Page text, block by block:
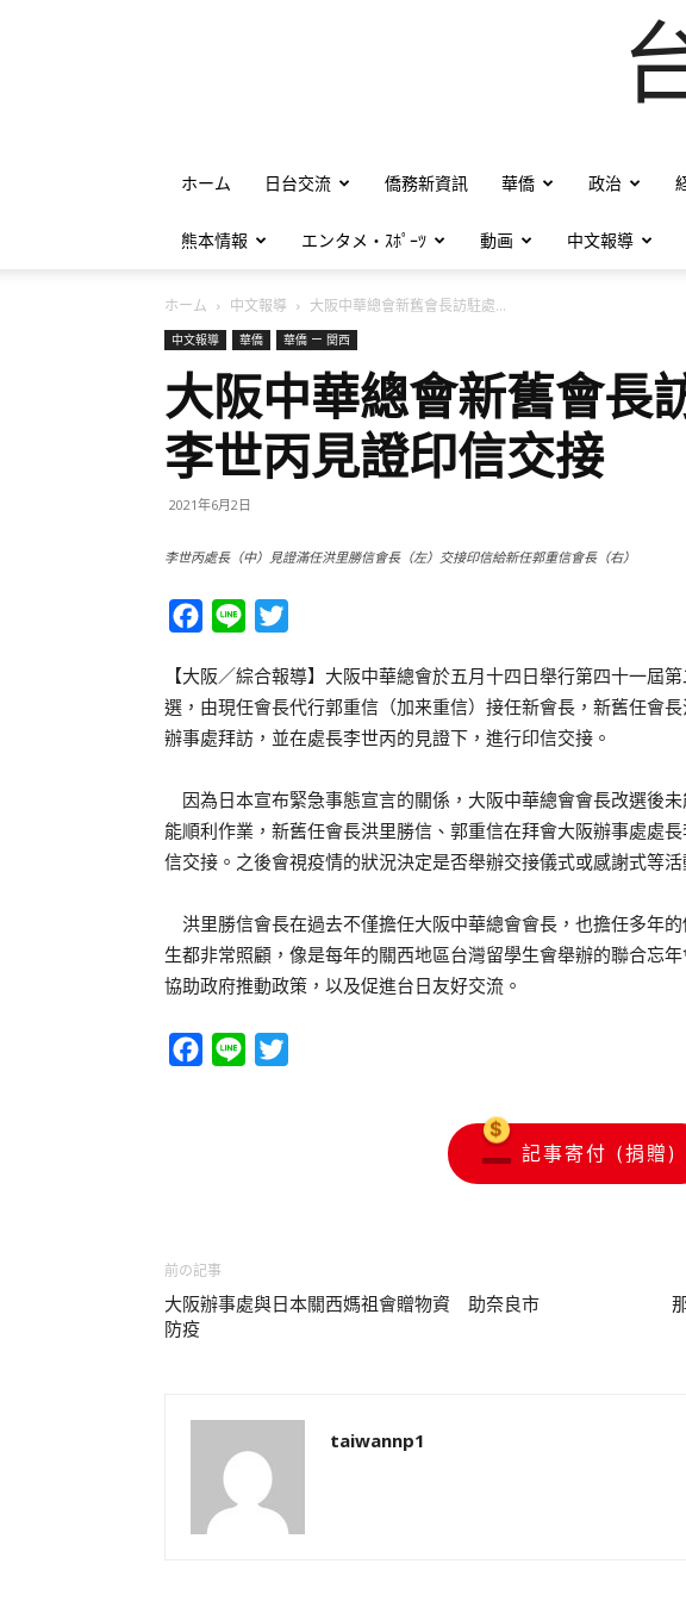
ホーム 日台交流 僑務新資訊 華僑 政治
熊本情報 エンタメ・ｽﾎﾟｰﾂ 動画 中文報導
ホーム 中文報導 大阪中華總會新舊會長訪駐處...
中文報導 華僑 華僑 ー 関西
大阪中華總會新舊會
李世丙見證印信交接
2021年6月2日
李世丙處長（中）見證滿任洪里勝信會長（左）交接印信給新任郭重信會長（右）
Facebook
Line
【大阪／綜合報導】大阪中華總會於五月十四日舉行第四十一屆
選，由現任會長代行郭重信（加来重信）接任新會長，新舊任會
辦事處拜訪，並在處長李世丙的見證下，進行印信交接。
因為日本宣布緊急事態宣言的關係，大阪中華總會會長改選後
能順利作業，新舊任會長洪里勝信、郭重信在拜會大阪辦事處處
信交接。之後會視疫情的狀況決定是否舉辦交接儀式或感謝式等活
洪里勝信會長在過去不僅擔任大阪中華總會會長，也擔任多年
生都非常照顧，像是每年的關西地區台灣留學生會舉辦的聯合忘
協助政府推動政策，以及促進台日友好交流。
Facebook
Line
記事寄付 (捐贈)
前の記事
大阪辦事處與日本關西媽祖會贈物資 助奈良市
防疫
taiwannp1